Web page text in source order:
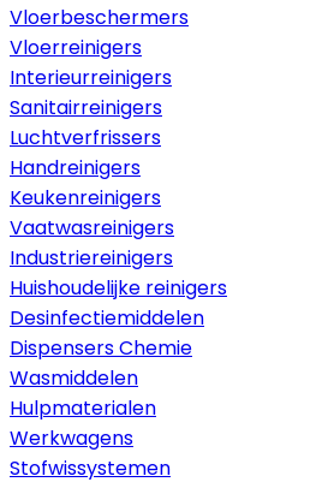
Vloerbeschermers
Vloerreinigers
Interieurreinigers
Sanitairreinigers
Luchtverfrissers
Handreinigers
Keukenreinigers
Vaatwasreinigers
Industriereinigers
Huishoudelijke reinigers
Desinfectiemiddelen
Dispensers Chemie
Wasmiddelen
Hulpmaterialen
Werkwagens
Stofwissystemen